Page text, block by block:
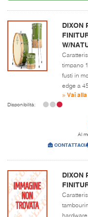
DIXON
W/
timpano
fusti in
edge a
» Vai
Disponibilità:
Al
CONTATTACI
DIXON